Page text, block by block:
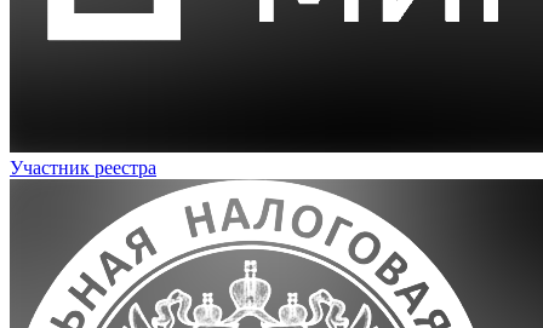
Участник реестра